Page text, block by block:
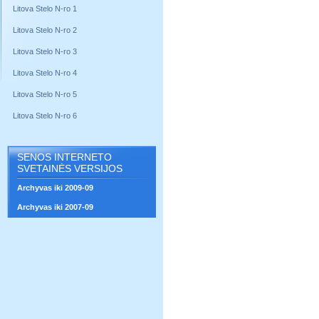
Litova Stelo N-ro 1
Litova Stelo N-ro 2
Litova Stelo N-ro 3
Litova Stelo N-ro 4
Litova Stelo N-ro 5
Litova Stelo N-ro 6
SENOS INTERNETO
SVETAINĖS VERSIJOS
Archyvas iki 2009-09
Archyvas iki 2007-09